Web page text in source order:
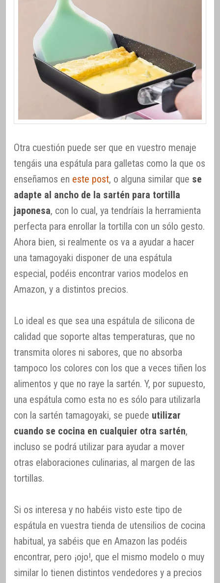
Otra cuestión puede ser que en vuestro menaje
tengáis una espátula para galletas como la que os
enseñamos en este post, o alguna similar que se
adapte al ancho de la sartén para tortilla
japonesa, con lo cual, ya tendríais la herramienta
perfecta para enrollar la tortilla con un sólo gesto.
Ahora bien, si realmente os va a ayudar a hacer
una tamagoyaki disponer de una espátula
especial, podéis encontrar varios modelos en
Amazon, y a distintos precios.
Lo ideal es que sea una espátula de silicona de
calidad que soporte altas temperaturas, que no
transmita olores ni sabores, que no absorba
tampoco los colores con los que a veces tiñen los
alimentos y que no raye la sartén. Y, por supuesto,
una espátula como esta no es sólo para utilizarla
con la sartén tamagoyaki, se puede utilizar
cuando se cocina en cualquier otra sartén,
incluso se podrá utilizar para ayudar a mover
otras elaboraciones culinarias, al margen de las
tortillas.
Si os interesa y no habéis visto este tipo de
espátula en vuestra tienda de utensilios de cocina
habitual, ya sabéis que en Amazon las podéis
encontrar, pero ¡ojo!, que el mismo modelo o muy
similar lo tienen distintos vendedores y a precios